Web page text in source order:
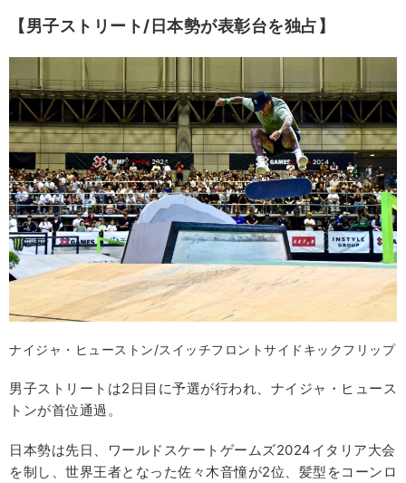
【男子ストリート/日本勢が表彰台を独占】
ナイジャ・ヒューストン/スイッチフロントサイドキックフリップ
男子ストリートは2日目に予選が行われ、ナイジャ・ヒュース
トンが首位通過。
日本勢は先日、ワールドスケートゲームズ2024イタリア大会
を制し、世界王者となった佐々木音憧が2位、髪型をコーンロ